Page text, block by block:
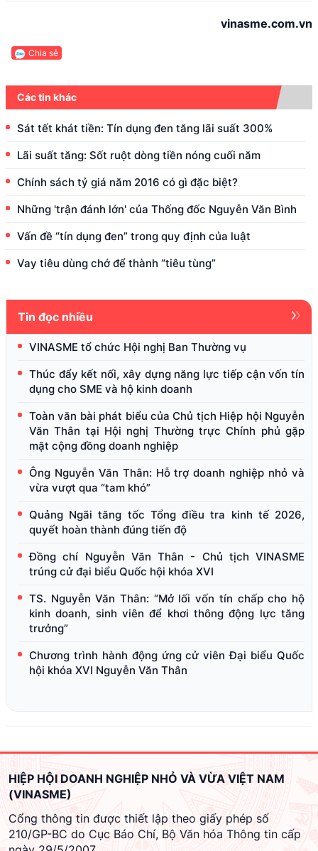
vinasme.com.vn
Chia sẻ
Các tin khác
Sát tết khát tiền: Tín dụng đen tăng lãi suất 300%
Lãi suất tăng: Sốt ruột dòng tiền nóng cuối năm
Chính sách tỷ giá năm 2016 có gì đặc biệt?
Những 'trận đánh lớn' của Thống đốc Nguyễn Văn Bình
Vấn đề “tín dụng đen” trong quy định của luật
Vay tiêu dùng chớ để thành “tiêu tùng”
Tin đọc nhiều
VINASME tổ chức Hội nghị Ban Thường vụ
Thúc đẩy kết nối, xây dựng năng lực tiếp cận vốn tín
dụng cho SME và hộ kinh doanh
Toàn văn bài phát biểu của Chủ tịch Hiệp hội Nguyễn
Văn Thân tại Hội nghị Thường trực Chính phủ gặp
mặt cộng đồng doanh nghiệp
Ông Nguyễn Văn Thân: Hỗ trợ doanh nghiệp nhỏ và
vừa vượt qua “tam khó”
Quảng Ngãi tăng tốc Tổng điều tra kinh tế 2026,
quyết hoàn thành đúng tiến độ
Đồng chí Nguyễn Văn Thân - Chủ tịch VINASME
trúng cử đại biểu Quốc hội khóa XVI
TS. Nguyễn Văn Thân: “Mở lối vốn tín chấp cho hộ
kinh doanh, sinh viên để khơi thông động lực tăng
trưởng”
Chương trình hành động ứng cử viên Đại biểu Quốc
hội khóa XVI Nguyễn Văn Thân
HIỆP HỘI DOANH NGHIỆP NHỎ VÀ VỪA VIỆT NAM
(VINASME)
Cổng thông tin được thiết lập theo giấy phép số
210/GP-BC do Cục Báo Chí, Bộ Văn hóa Thông tin cấp